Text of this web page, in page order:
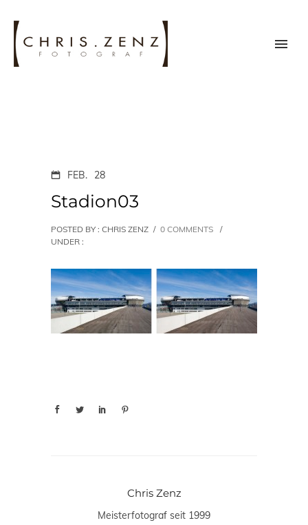
FEB. 28
Stadion03
POSTED BY : CHRIS ZENZ / 0 COMMENTS
/
UNDER :
Chris Zenz
Meisterfotograf seit 1999